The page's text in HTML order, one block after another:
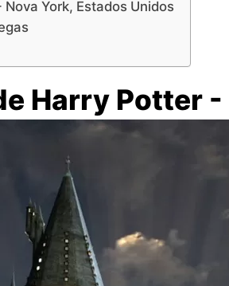
York, Estados Unidos
Harry Potter